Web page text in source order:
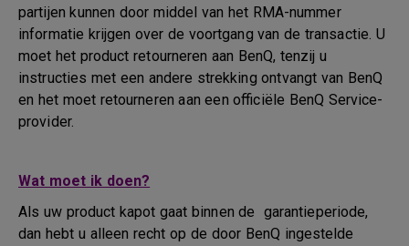
partijen kunnen door middel van het RMA-nummer
informatie krijgen over de voortgang van de transactie. U
moet het product retourneren aan BenQ, tenzij u
instructies met een andere strekking ontvangt van BenQ
en het moet retourneren aan een officiële BenQ Service-
provider.
Wat moet ik doen?
Als uw product kapot gaat binnen de garantieperiode,
dan hebt u alleen recht op de door BenQ ingestelde